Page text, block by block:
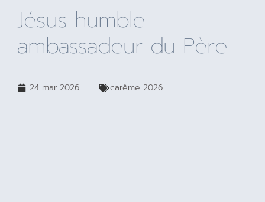
Jésus humble
ambassadeur du Père
24 mar 2026 carême 2026